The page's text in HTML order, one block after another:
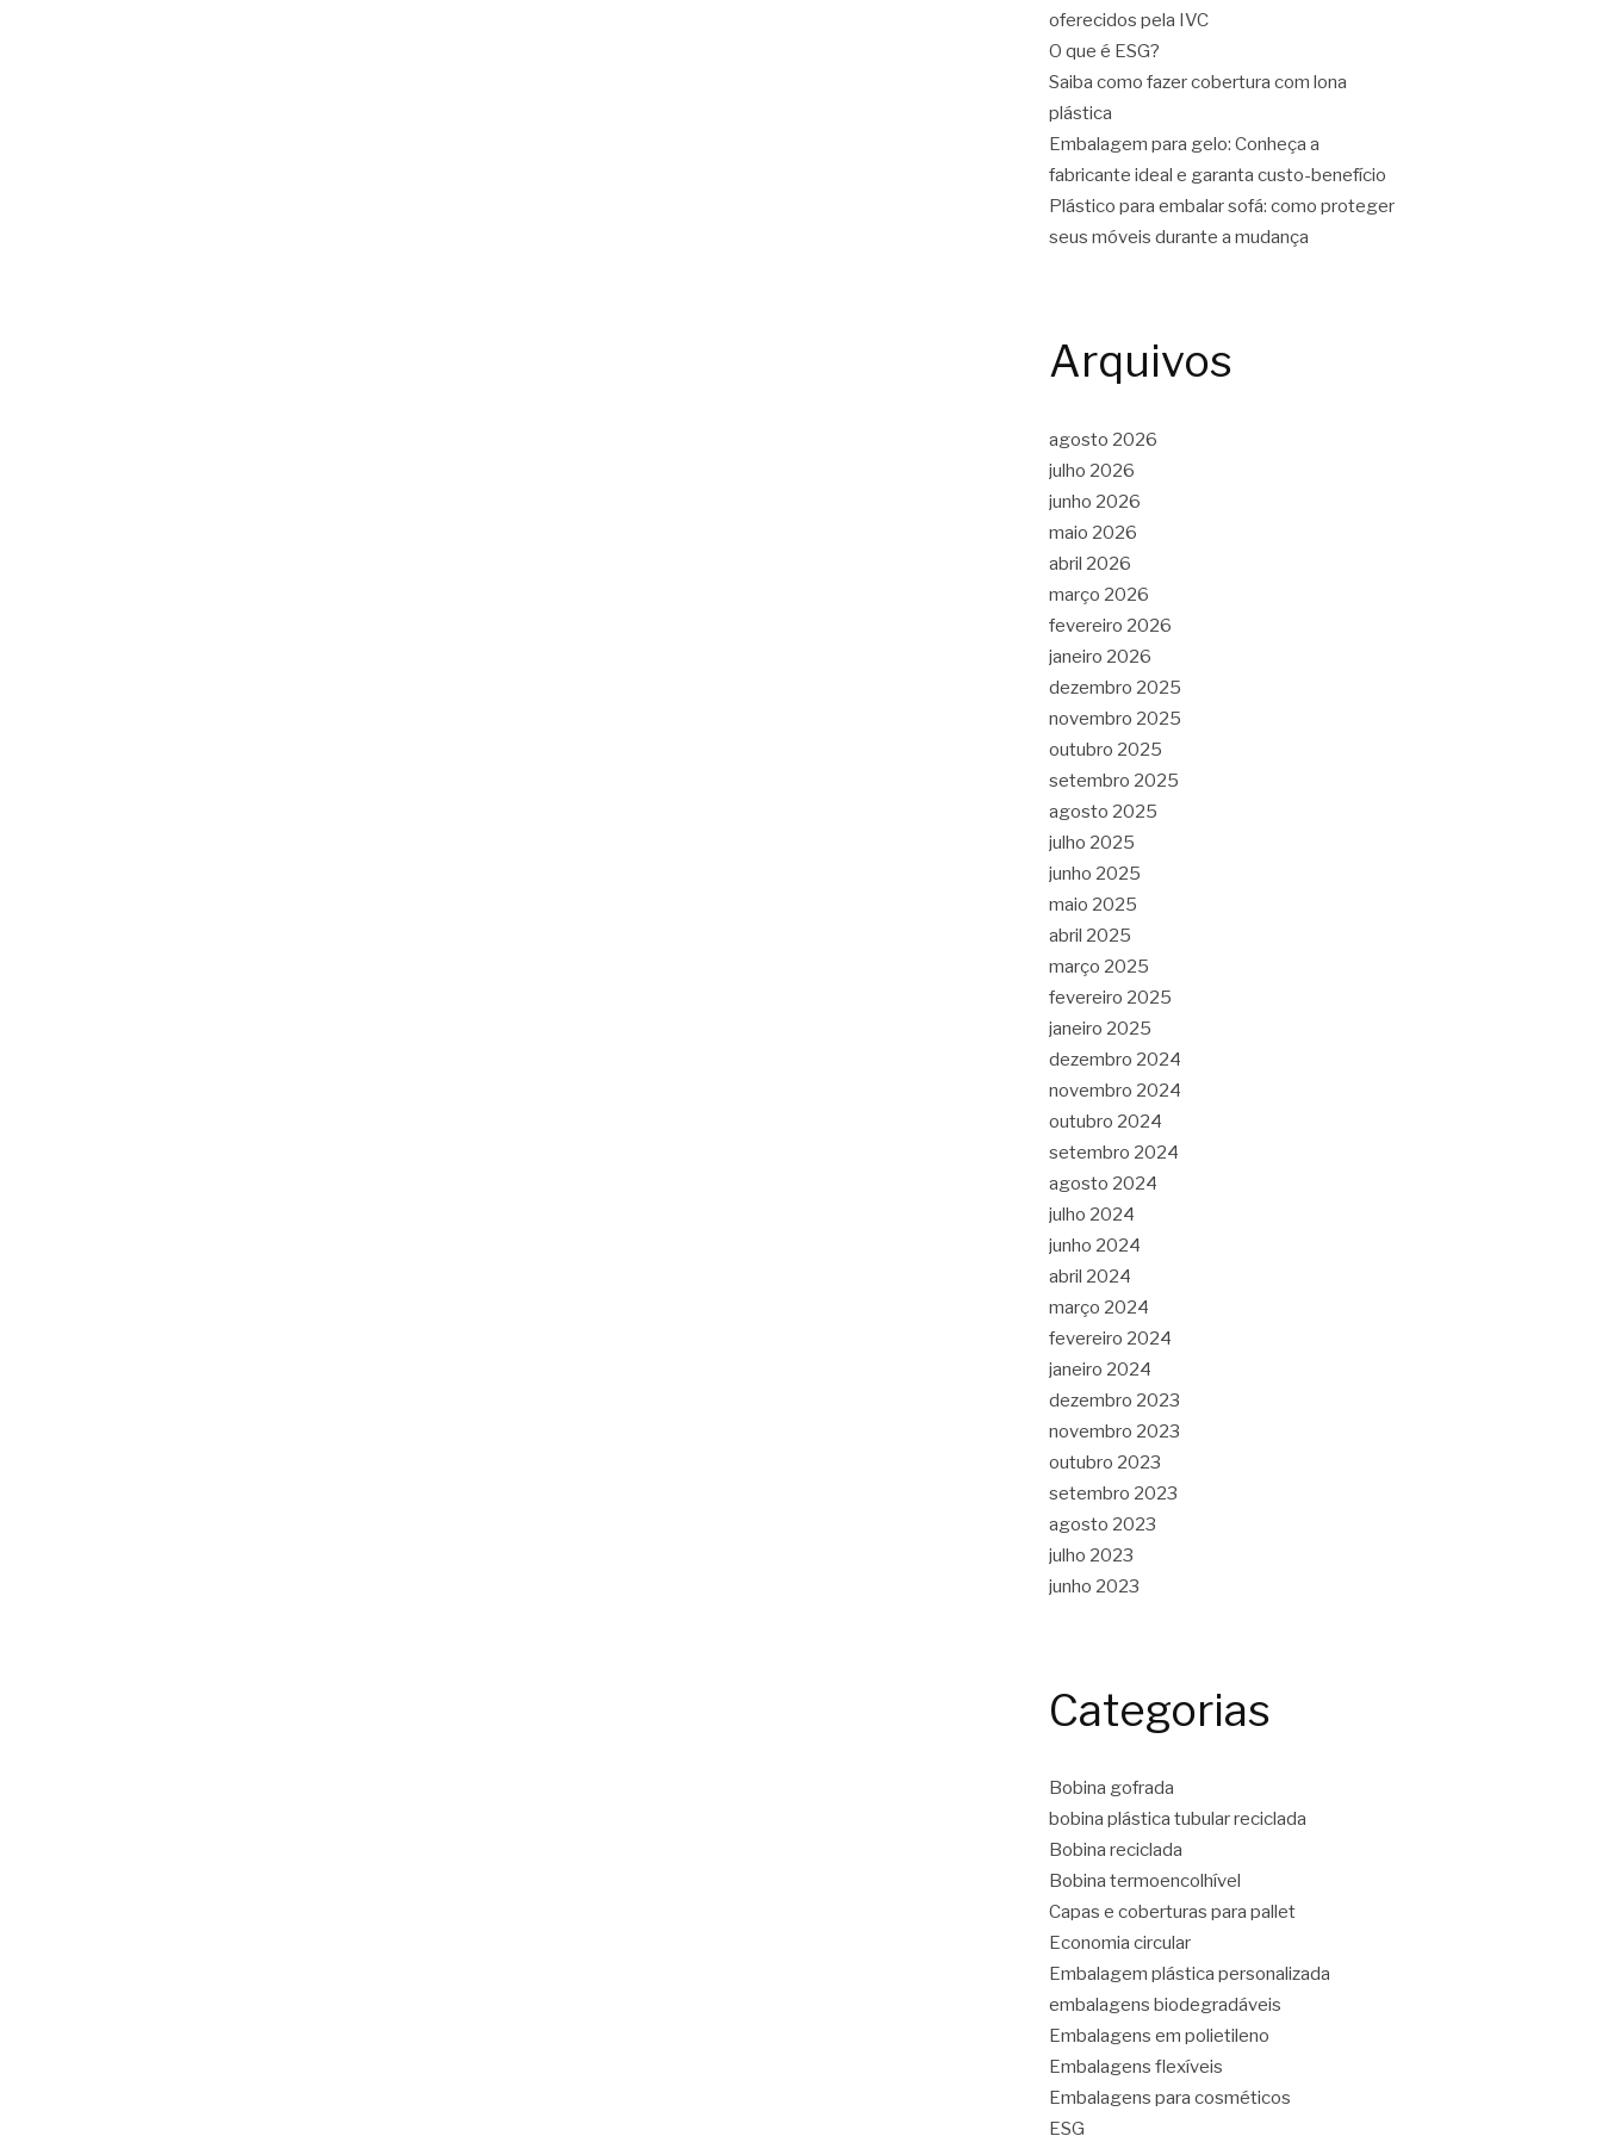
oferecidos pela IVC
O que é ESG?
Saiba como fazer cobertura com lona
plástica
Embalagem para gelo: Conheça a
fabricante ideal e garanta custo-benefício
Plástico para embalar sofá: como proteger
seus móveis durante a mudança
Arquivos
agosto 2026
julho 2026
junho 2026
maio 2026
abril 2026
março 2026
fevereiro 2026
janeiro 2026
dezembro 2025
novembro 2025
outubro 2025
setembro 2025
agosto 2025
julho 2025
junho 2025
maio 2025
abril 2025
março 2025
fevereiro 2025
janeiro 2025
dezembro 2024
novembro 2024
outubro 2024
setembro 2024
agosto 2024
julho 2024
junho 2024
abril 2024
março 2024
fevereiro 2024
janeiro 2024
dezembro 2023
novembro 2023
outubro 2023
setembro 2023
agosto 2023
julho 2023
junho 2023
Categorias
Bobina gofrada
bobina plástica tubular reciclada
Bobina reciclada
Bobina termoencolhível
Capas e coberturas para pallet
Economia circular
Embalagem plástica personalizada
embalagens biodegradáveis
Embalagens em polietileno
Embalagens flexíveis
Embalagens para cosméticos
ESG